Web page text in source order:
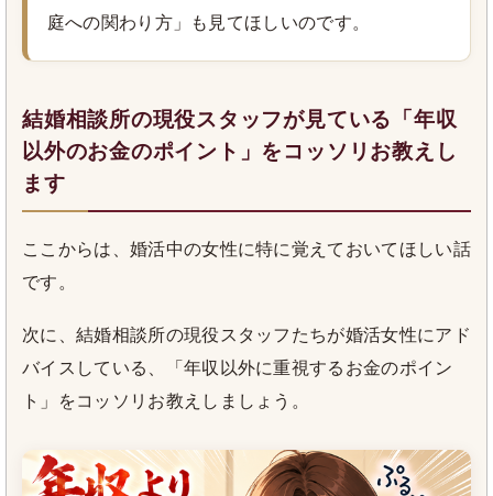
庭への関わり方」も見てほしいのです。
結婚相談所の現役スタッフが見ている「年収
以外のお金のポイント」をコッソリお教えし
ます
ここからは、婚活中の女性に特に覚えておいてほしい話
です。
次に、結婚相談所の現役スタッフたちが婚活女性にアド
バイスしている、「年収以外に重視するお金のポイン
ト」をコッソリお教えしましょう。